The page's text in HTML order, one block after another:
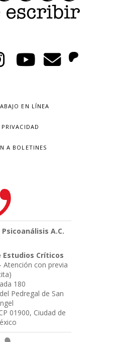
EN LÍNEA
A BOLETINES
A.C.
Críticos
Atención con previa
180
Pedregal de San
01900, Ciudad de